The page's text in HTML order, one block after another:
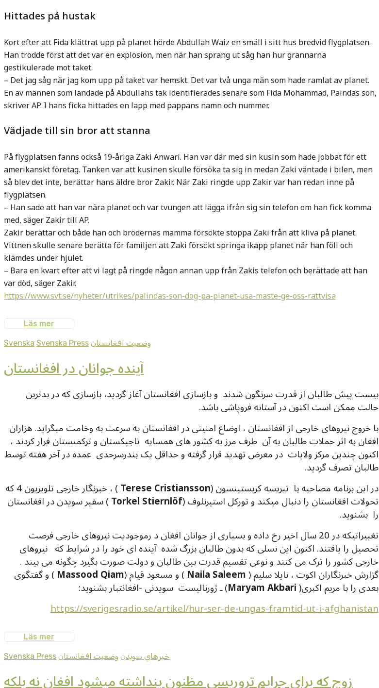
Hittades på hustak
Kort efter att Fida klättrat upp på planet hörde Abdullah Waiz en smäll i sitt hus bredvid flygplatsen.
Han trodde först att det var en explosion, men när han sprang ut såg han hur grannarna
gestikulerade mot taket.
– Det jag såg när jag kom upp på taket var hemskt. Det var två unga män som hade ramlat av planet.
En av männen som landade på Abdullahs tak identifierades senare som Fida Mohammad, Paindas son,
skriver AP. I hans ficka hittades en lapp med pappans namn och nummer.
Vädjade till sin bror att stanna
På flygplatsen fanns också 19-åriga Zaki Anwari. Han var där med sin kusin som hade jobbat för ett
amerikanskt företag. Tanken var att kusinen skulle försöka ta sig in medan Zaki väntade i bilen, men
så blev det inte, berättar hans äldre bror Zakir. När Zaki ringde upp Zakir var han redan inne på
flygplatsen.
– Han sade att han var nära planet och var tvungen att lägga ifrån sig sin telefon om han fick komma
med, säger Zakir till AP.
Zakir berättar och både han och brödernas mamma försökte stoppa Zaki från att kliva på planet.
Vittnen skulle senare berätta för familjen att Zaki försökt springa ikapp planet när han föll och
klämdes under hjulet.
– Bara en kvart efter att vi lagt på ringde någon annan upp från Zakis telefon och berättade att han
var död, säger Zakir.
https://www.svt.se/nyheter/utrikes/palindas-son-dog-pa-planet-usa-maste-ge-oss-rattvisa
Läs mer
Svenska Svenska Press وضعيت افغانستان
آینده جوانان در افغانستان
بیست پیش طالبان از قدرت سرنگون شدند و بازسازی افغانستان آغاز گردید، بازسازی که در بدترین
حالت ممکن است اکنون در آستانه فروپاشی باشد.
با خروج نیروهای خارجی از افغانستان ، اوضاع امنیتی در افغانستان به سرعت به وخامت میگراید. هزاران
افغان به اثر حملات طالبان به آن طرف مرز به کشور های همسایه تاجیکستان و ترکمنستان فرار کردند ،
اکنون چندین مرکز ولایات در معرض تهدید قرار گرفته و حداقل یک بندرسرحدی عمده در آخر هفته توسط
طالبان تصرف گردید.
در این برنامه مصاحبه با تیریسه کریستینسون (Terese Cristiansson ) ، خبرنگار خارجی تلویزیون 4 که
تحولات افغانستان را دنبال میکند و تورکل استیرنلوف (Torkel Stiernlöf) سفیر سویدن در افغانستان
را بشنوید.
تغییراتیکه در 20 سال اخیر رخ داده و بسیاری از جوانان افغان د رموجودیت نیروهای خارجی فرصت
تحصیل را یافتند. اکنون این نسلی که بدون طالبان بزرگ شده آینده ای خود را در شرایط که نیروهای
خارجی کشور را ترک می کنند و نوعی تقسیم قدرت بین طالبان و دولت صورت بگیرد چگونه می بیند .
گزارش خبرنگاران اکوت ، نایلا سلیم (Naila Saleem ) و مسعود قیام (Massood Qiam ) و گفتگوی
بعدی را با مریم اکبری(Maryam Akbari) ـ ژورنالیست سویدنی -افغانتبار بشنوید:
https://sverigesradio.se/artikel/hur-ser-de-ungas-framtid-ut-i-afghanistan
Läs mer
Svenska Press خبرهاي سويدن وضعيت افغانستان
زوج که برای جرایم تروریسی مظنون پنداشته میشود افغان نه بلکه